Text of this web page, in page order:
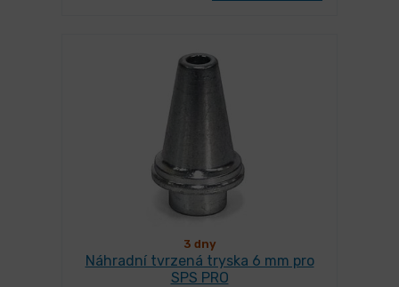
3 dny
Náhradní tvrzená tryska 6 mm pro
SPS PRO